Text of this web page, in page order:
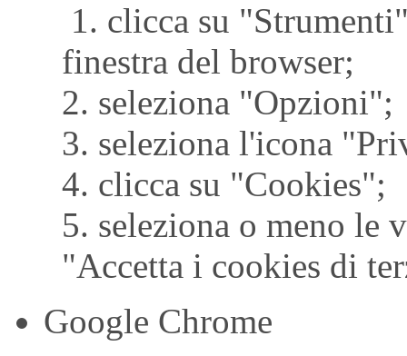
1. clicca su
finestra del browser;
2. seleziona "Opzioni";
3. seleziona l'icona
4. clicca su "Cookies";
5. seleziona o meno le
"Accetta i cookies di
Google Chrome